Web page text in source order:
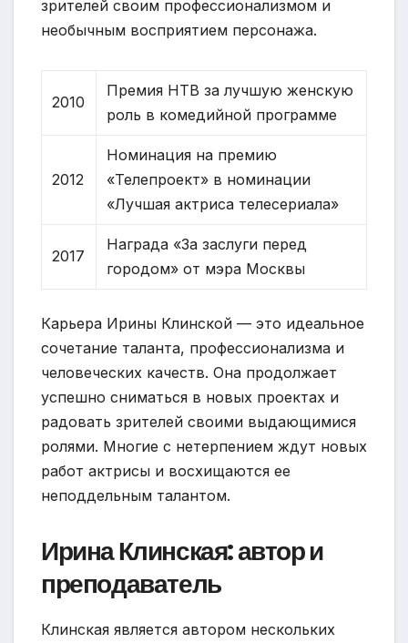
зрителей своим профессионализмом и
необычным восприятием персонажа.
2010
Премия НТВ за лучшую женскую
роль в комедийной программе
2012
Номинация на премию
«Телепроект» в номинации
«Лучшая актриса телесериала»
2017
Награда «За заслуги перед
городом» от мэра Москвы
Карьера Ирины Клинской — это идеальное
сочетание таланта, профессионализма и
человеческих качеств. Она продолжает
успешно сниматься в новых проектах и
радовать зрителей своими выдающимися
ролями. Многие с нетерпением ждут новых
работ актрисы и восхищаются ее
неподдельным талантом.
Ирина Клинская: автор и
преподаватель
Клинская является автором нескольких